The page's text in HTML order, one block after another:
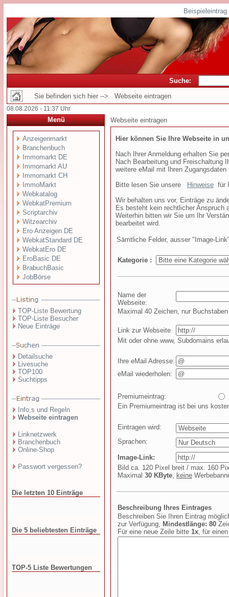
Suche:
Sie befinden sich hier --> Webseite eintragen
08.08.2026 - 11:37 Uhr
Menü
Anzeigenmarkt
Branchenbuch
Immomarkt DE
Immomarkt AU
Immomarkt CH
ImmoMarkt
Webkatalog
WebkatPremium
Scriptarchiv
Witzearchiv
Ero Anzeigen DE
WebkatStandard DE
WebkatEro DE
EroBasic DE
BrabuchBasic
JobBörse
TOP-Liste Bewertung
TOP-Liste Besucher
Neue Einträge
Detailsuche
Livesuche
TOP100
Suchtipps
Info,s und Regeln
Webseite eintragen
Linknetzwerk
Branchenbuch
Online-Shop
Passwort vergessen?
Die letzten 10 Einträge
Die 5 beliebtesten Einträge
TOP-5 Liste Bewertungen
Webseite eintragen
Hier können Sie Ihre Webseite in
Nach Ihrer Anmeldung erhalten Sie
Nach Bearbeitung und Freischaltung
weitere eMail mit Ihren
Bitte lesen Sie unsere
Hinweise für
Wir behalten uns vor, Einträge zu
Es besteht kein rechtlicher Anspruch
Weiterhin bitten wir Sie um Ihr
bearbeitet wird.
Sämtliche Felder, ausser "Image-
Kategorie :
Name der
Webseite:
Maximal 40 Zeichen, nur
Link zur Webseite
Mit oder ohne www, Subdomains
Ihre eMail Adresse:
eMail wiederholen:
Premiumeintrag:
Ein Premiumeintrag ist bei uns
Eintragen wird:
Sprachen:
Image-Link:
Bild ca. 120 Pixel breit / max. 160
Maximal 30 KByte, keine
Beschreibung Ihres Eintrages
Beschreiben Sie Ihren Eintrag
zur Verfügung, Mindestlänge: 80
Für eine neue Zeile bitte 1x, für